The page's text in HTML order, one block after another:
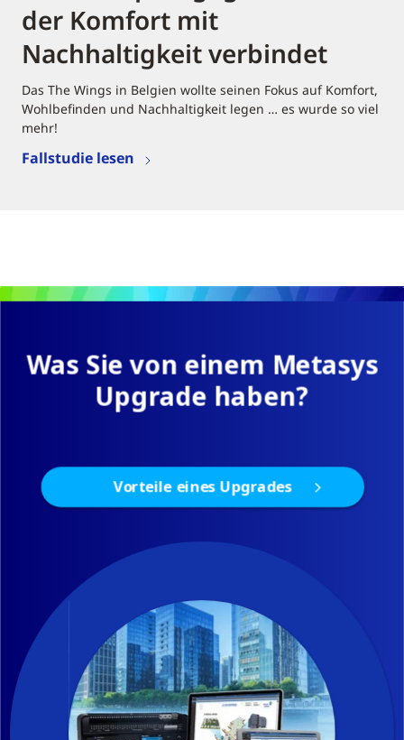
der Komfort mit
Nachhaltigkeit verbindet
Das The Wings in Belgien wollte seinen Fokus auf Komfort,
Wohlbefinden und Nachhaltigkeit legen … es wurde so viel
mehr!
Fallstudie lesen